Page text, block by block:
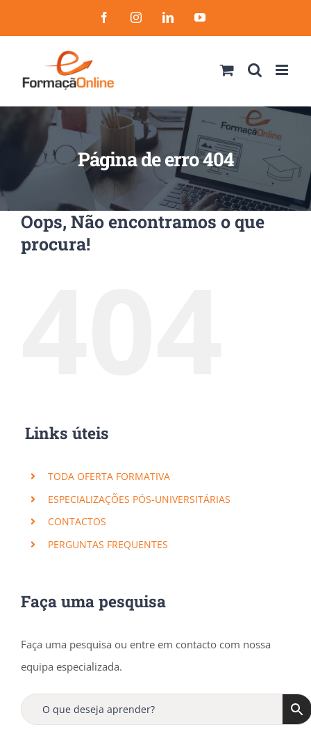
to
FacebookInstagramLinkedInYouTube
Página de erro 404
Oops, Não encontramos o que
procura!
Links úteis
TODA OFERTA FORMATIVA
ESPECIALIZAÇÕES PÓS-UNIVERSITÁRIAS
CONTACTOS
PERGUNTAS FREQUENTES
Faça uma pesquisa
Faça uma pesquisa ou entre em contacto com nossa
equipa especializada.